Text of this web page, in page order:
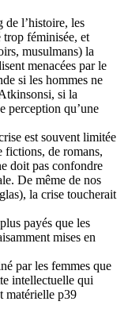
de l’histoire, les
trop féminisée, et
musulmans) la
menacées par le
si les hommes ne
si la
perception qu’une
est souvent limitée
fictions, de romans,
doit pas confondre
De même de nos
la crise toucherait
payés que les
mises en
par les femmes que
intellectuelle qui
matérielle p39